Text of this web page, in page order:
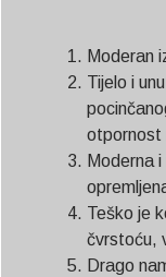
Moderan
Tijelo i
otpornost
Moderna
Teško je
čvrstoću,
Drago